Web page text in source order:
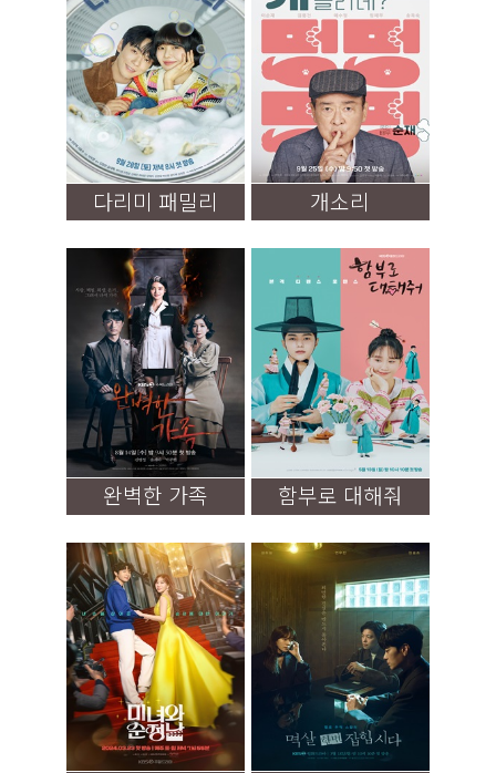
다리미 패밀리 개소리
완벽한 가족 함부로 대해줘